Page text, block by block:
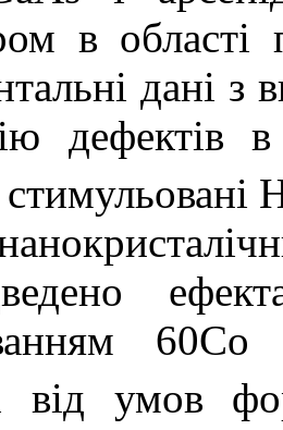
в області
дані
дефектів
від умов